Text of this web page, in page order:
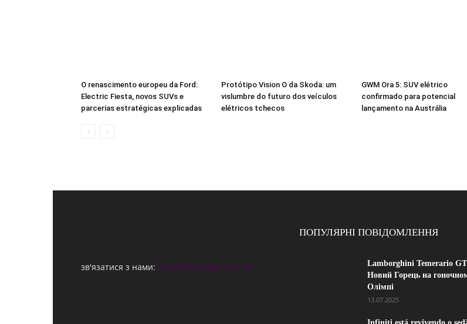
O renascimento europeu da Ford:
Electric Fiesta, novos SUVs e
parcerias estratégicas explicadas
Protótipo Vision O da Skoda: um
vislumbre do futuro dos veículos
elétricos tchecos
GWM Ora 5: SUV elétrico
confirmado para potencial
lançamento na Austrália
зв'язатися з нами: maxwelhelp@gmail.com
ПОПУЛЯРНІ ПОВІДОМЛЕННЯ
Lamborghini Temerario
Новий Горець на
Олімпі
13.07.2025